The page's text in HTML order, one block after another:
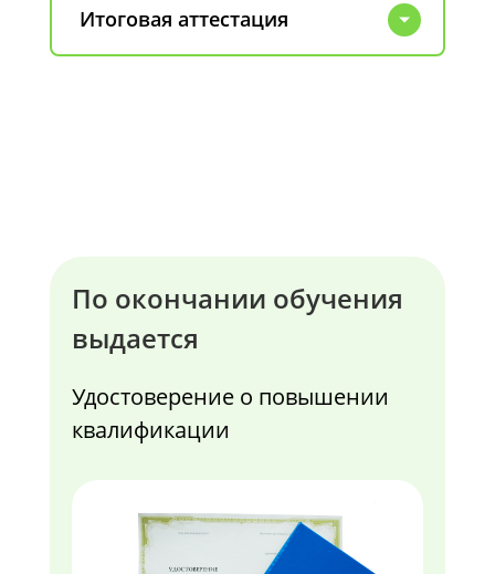
Итоговая аттестация
По окончании обучения
выдается
Удостоверение о повышении
квалификации